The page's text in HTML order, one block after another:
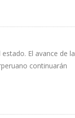
El avance de la
continuarán